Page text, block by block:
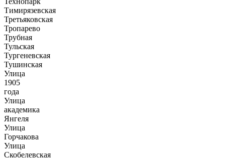
Тимирязевская
Третьяковская
Тропарево
Трубная
Тульская
Тургеневская
Тушинская
Улица
1905
года
Улица
академика
Янгеля
Улица
Горчакова
Улица
Скобелевская